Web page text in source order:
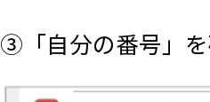
③「自分の番号」